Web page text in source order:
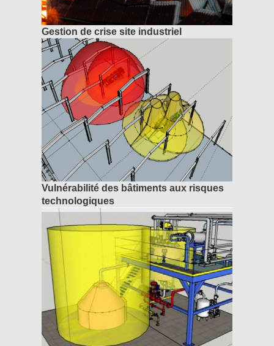
Gestion de crise site industriel
Vulnérabilité des bâtiments aux risques
technologiques